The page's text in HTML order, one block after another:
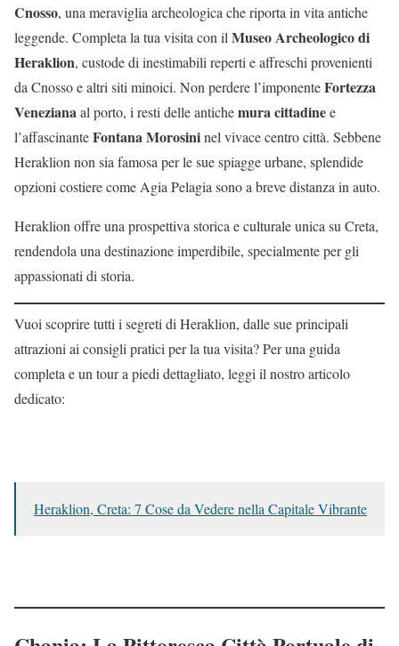
Cnosso, una meraviglia archeologica che riporta in vita antiche
leggende. Completa la tua visita con il Museo Archeologico di
Heraklion, custode di inestimabili reperti e affreschi provenienti
da Cnosso e altri siti minoici. Non perdere l’imponenteFortezza
Venezianaal porto, i resti delle antichemura cittadinee
l’affascinanteFontana Morosininel vivace centro città. Sebbene
Heraklion non sia famosa per le sue spiagge urbane, splendide
opzioni costiere come Agia Pelagia sono a breve distanza in auto.
Heraklion offre una prospettiva storica e culturale unica su Creta,
rendendola una destinazione imperdibile, specialmente per gli
appassionati di storia.
Vuoi scoprire tutti i segreti di Heraklion, dalle sue principali
attrazioni ai consigli pratici per la tua visita? Per una guida
completa e un tour a piedi dettagliato, leggi il nostro articolo
dedicato:
Heraklion, Creta: 7 Cose da Vedere nella Capitale Vibrante